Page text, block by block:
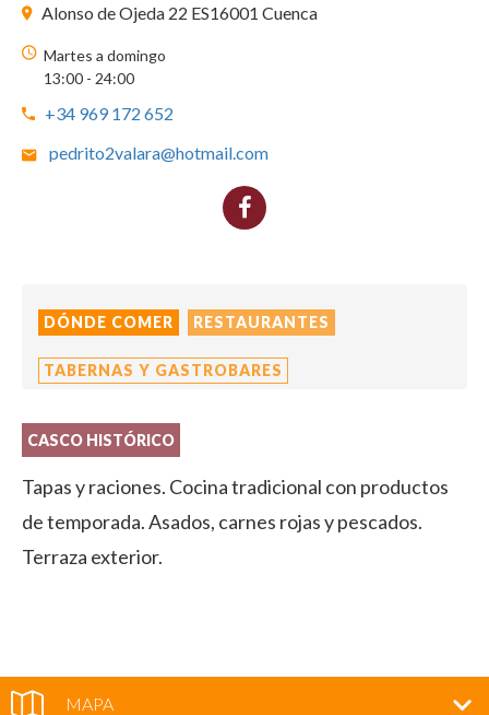
Alonso de Ojeda 22 ES16001 Cuenca
Martes a domingo
13:00 - 24:00
+34 969 172 652
pedrito2valara@hotmail.com
DÓNDE COMER RESTAURANTES
TABERNAS Y GASTROBARES
CASCO HISTÓRICO
Tapas y raciones. Cocina tradicional con productos
de temporada. Asados, carnes rojas y pescados.
Terraza exterior.
MAPA